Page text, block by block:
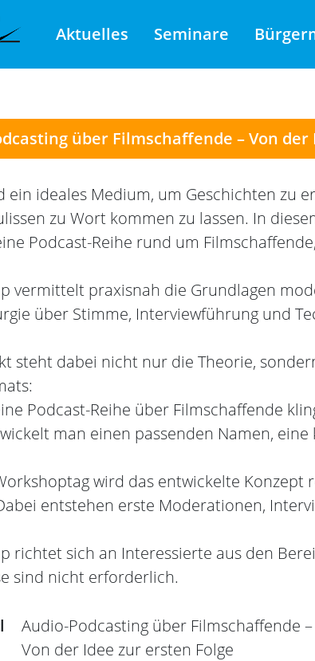
Aktuelles Seminare
über Filmschaffende – Von
ein ideales Medium, um Geschichten zu
zu Wort kommen zu lassen. In
Podcast-Reihe rund um
vermittelt praxisnah die Grundlagen
über Stimme, Interviewführung und
steht dabei nicht nur die Theorie,
Podcast-Reihe über Filmschaffende
man einen passenden Namen,
wird das entwickelte
entstehen erste Moderationen,
richtet sich an Interessierte aus den
sind nicht erforderlich.
Audio-Podcasting über Filmschaffende –
Von der Idee zur ersten Folge